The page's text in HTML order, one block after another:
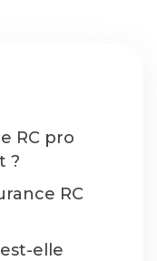
RC pro
?
RC
est-elle